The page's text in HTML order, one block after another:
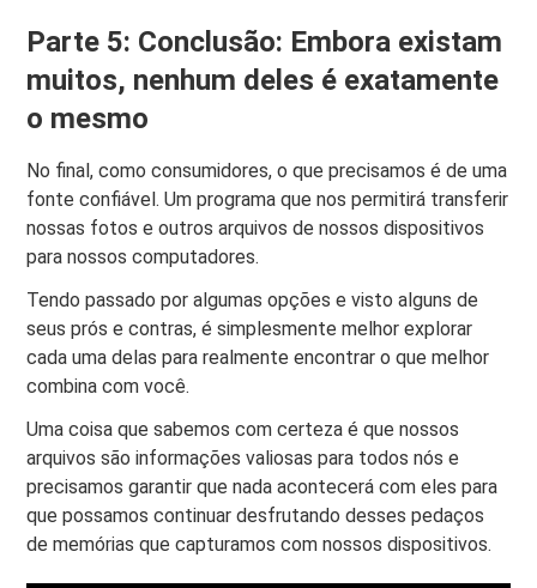
Parte 5: Conclusão: Embora existam
muitos, nenhum deles é exatamente
o mesmo
No final, como consumidores, o que precisamos é de uma
fonte confiável. Um programa que nos permitirá transferir
nossas fotos e outros arquivos de nossos dispositivos
para nossos computadores.
Tendo passado por algumas opções e visto alguns de
seus prós e contras, é simplesmente melhor explorar
cada uma delas para realmente encontrar o que melhor
combina com você.
Uma coisa que sabemos com certeza é que nossos
arquivos são informações valiosas para todos nós e
precisamos garantir que nada acontecerá com eles para
que possamos continuar desfrutando desses pedaços
de memórias que capturamos com nossos dispositivos.